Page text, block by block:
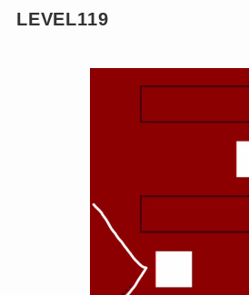
LEVEL119